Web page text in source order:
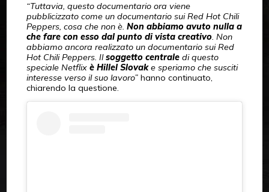
“Tuttavia, questo documentario ora viene
pubblicizzato come un documentario sui Red Hot Chili
Peppers, cosa che non è. Non abbiamo avuto nulla a
che fare con esso dal punto di vista creativo. Non
abbiamo ancora realizzato un documentario sui Red
Hot Chili Peppers. Ilsoggetto centraledi questo
speciale Netflix è Hillel Slovake speriamo che susciti
interesse verso il suo lavoro”hanno continuato,
chiarendo la questione.